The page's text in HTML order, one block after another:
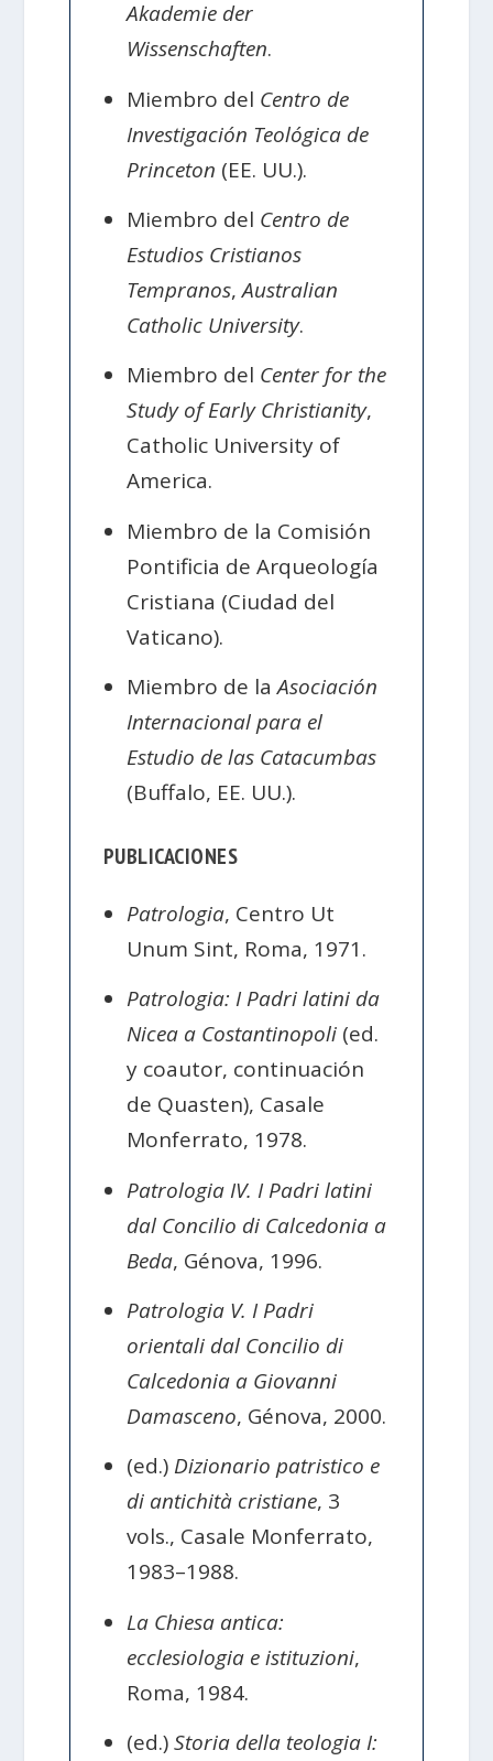
Akademie der
Wissenschaften.
Miembro del Centro de
Investigación Teológica de
Princeton (EE. UU.).
Miembro del Centro de
Estudios Cristianos
Tempranos,Australian
Catholic University.
Miembro del Center for the
Study of Early Christianity,
Catholic University of
America.
Miembro de la Comisión
Pontificia de Arqueología
Cristiana (Ciudad del
Vaticano).
Miembro de laAsociación
Internacional para el
Estudio de las Catacumbas
(Buffalo, EE. UU.).
PUBLICACIONES
Patrologia, Centro Ut
Unum Sint, Roma, 1971.
Patrologia: I Padri latini da
Nicea a Costantinopoli (ed.
y coautor, continuación
de Quasten), Casale
Monferrato, 1978.
Patrologia IV. I Padri latini
dal Concilio di Calcedonia a
Beda, Génova, 1996.
Patrologia V. I Padri
orientali dal Concilio di
Calcedonia a Giovanni
Damasceno, Génova, 2000.
(ed.) Dizionario patristico e
di antichità cristiane, 3
vols., Casale Monferrato,
1983–1988.
La Chiesa antica:
ecclesiologia e istituzioni,
Roma, 1984.
(ed.)Storia della teologia I: